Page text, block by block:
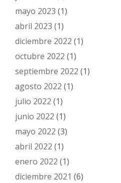
mayo 2023 (1)
abril 2023 (1)
diciembre 2022 (1)
octubre 2022 (1)
septiembre 2022 (1)
agosto 2022 (1)
julio 2022 (1)
junio 2022 (1)
mayo 2022 (3)
abril 2022 (1)
enero 2022 (1)
diciembre 2021 (6)